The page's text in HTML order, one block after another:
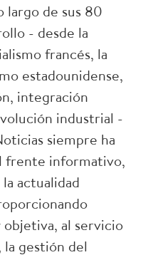
largo de sus 80
- desde la
francés, la
estadounidense,
integración
industrial -
siempre ha
frente informativo,
actualidad
al servicio
gestión del